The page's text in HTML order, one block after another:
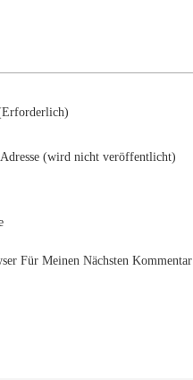
(wird nicht veröffentlicht)
Für Meinen Nächsten Kommentar